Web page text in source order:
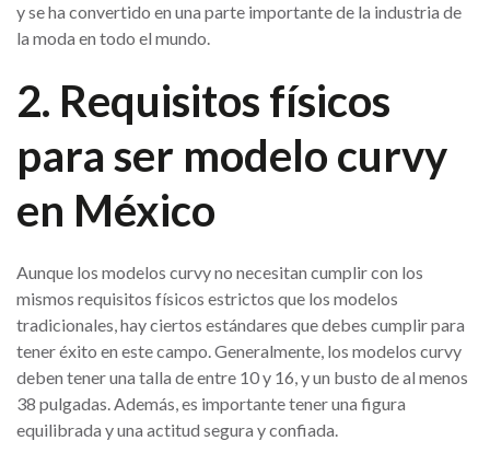
y se ha convertido en una parte importante de la industria de
la moda en todo el mundo.
2. Requisitos físicos
para ser modelo curvy
en México
Aunque los modelos curvy no necesitan cumplir con los
mismos requisitos físicos estrictos que los modelos
tradicionales, hay ciertos estándares que debes cumplir para
tener éxito en este campo. Generalmente, los modelos curvy
deben tener una talla de entre 10 y 16, y un busto de al menos
38 pulgadas. Además, es importante tener una figura
equilibrada y una actitud segura y confiada.